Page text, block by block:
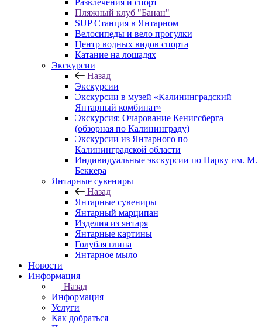
Развлечения и спорт
Пляжный клуб "Банан"
SUP Станция в Янтарном
Велосипеды и вело прогулки
Центр водных видов спорта
Катание на лошадях
Экскурсии
Назад
Экскурсии
Экскурсии в музей «Калининградский
Янтарный комбинат»
Экскурсия: Очарование Кенигсберга
(обзорная по Калининграду)
Экскурсии из Янтарного по
Калининградской области
Индивидуальные экскурсии по Парку им. М.
Беккера
Янтарные сувениры
Назад
Янтарные сувениры
Янтарный марципан
Изделия из янтаря
Янтарные картины
Голубая глина
Янтарное мыло
Новости
Информация
Назад
Информация
Услуги
Как добраться